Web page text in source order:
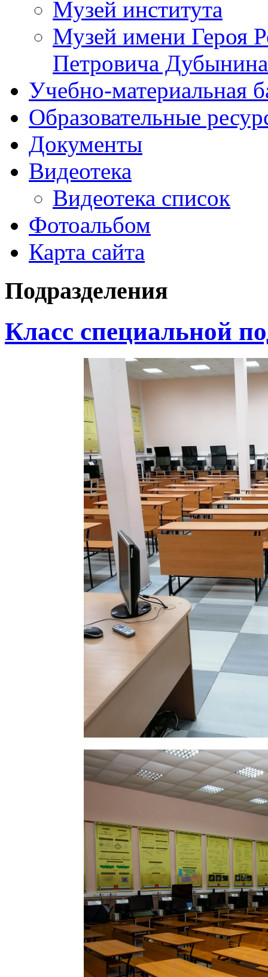
Музей института
Музей имени Героя
Петровича Дубынина
Учебно-материальная
Образовательные
Документы
Видеотека
Видеотека список
Фотоальбом
Карта сайта
Подразделения
Класс специальной